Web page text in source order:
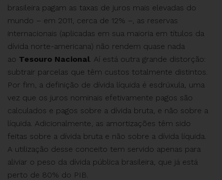
brasileira pagam as taxas de juros mais elevadas do
mundo – em 2011, cerca de 12% –, as reservas
internacionais (aplicadas em sua maioria em títulos da
dívida norte-americana) não rendem quase nada
ao Tesouro Nacional. Aí está outra grande distorção:
subtrair parcelas que têm custos totalmente distintos.
Por fim, a definição de dívida líquida é esdrúxula, uma
vez que os juros nominais efetivamente pagos são
calculados e pagos sobre a dívida bruta, e não sobre a
líquida. Adicionalmente, as amortizações têm sido
feitas sobre a dívida bruta e não sobre a dívida líquida.
A utilização desse conceito tem servido apenas para
aliviar o peso da dívida pública brasileira, que já está
perto de 80% do PIB.